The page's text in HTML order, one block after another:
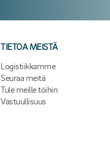
TIETOA MEISTÄ
Logistiikkamme
Seuraa meitä
Tule meille töihin
Vastuullisuus